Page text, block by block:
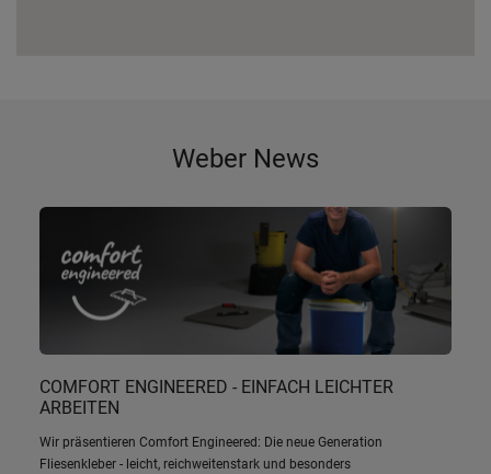
Weber News
COMFORT ENGINEERED - EINFACH LEICHTER
ARBEITEN
Wir präsentieren Comfort Engineered: Die neue Generation
Fliesenkleber - leicht, reichweitenstark und besonders